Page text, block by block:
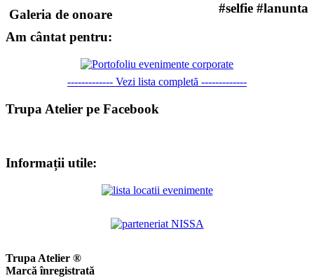
Galeria de onoare
#selfie #lanunta
Am cântat pentru:
------------- Vezi lista completă -------------
Trupa Atelier pe Facebook
Informații utile:
Trupa Atelier ®
Marcă înregistrată